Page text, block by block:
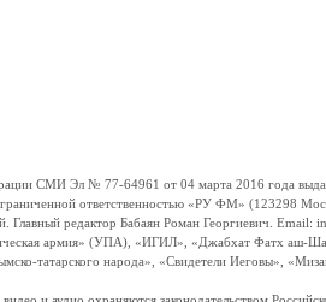
СМИ Эл № 77-64961 от 04 марта 2016 года
ответственностью «РУ ФМ» (123298
Главный редактор Бабаян Роман Георгиевич.
армия» (УПА), «ИГИЛ», «Джабхат Фатх
народа», «Свидетели Иеговы»,